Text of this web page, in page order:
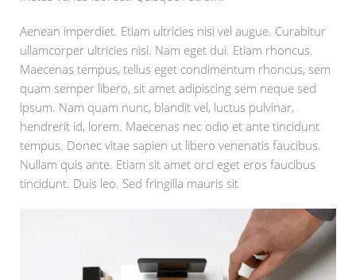
Aenean imperdiet. Etiam ultricies nisi vel augue. Curabitur
ullamcorper ultricies nisi. Nam eget dui. Etiam rhoncus.
Maecenas tempus, tellus eget condimentum rhoncus, sem
quam semper libero, sit amet adipiscing sem neque sed
ipsum. Nam quam nunc, blandit vel, luctus pulvinar,
hendrerit id, lorem. Maecenas nec odio et ante tincidunt
tempus. Donec vitae sapien ut libero venenatis faucibus.
Nullam quis ante. Etiam sit amet orci eget eros faucibus
tincidunt. Duis leo. Sed fringilla mauris sit